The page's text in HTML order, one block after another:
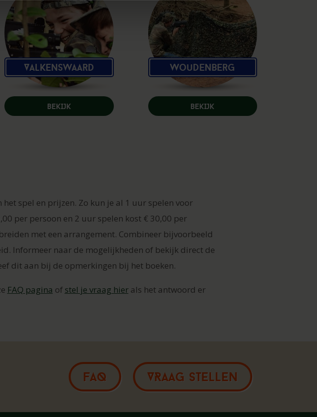
Valkenswaard
BEKIJK
Woudenberg
BEKIJK
spel en prijzen. Zo kun je al 1 uur spelen voor
per persoon en 2 uur spelen kost € 30,00 per
met een arrangement. Combineer bijvoorbeeld
Informeer naar de mogelijkheden of bekijk direct de
dit aan bij de opmerkingen bij het boeken.
FAQ pagina of stel je vraag hierals het antwoord er
FAQ VRAAG STELLEN